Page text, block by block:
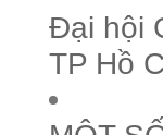
Đại hội
TP Hồ